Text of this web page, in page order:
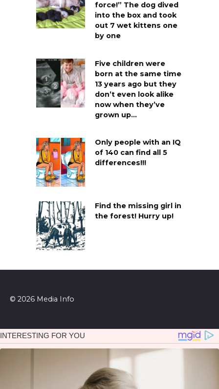
force!” The dog dived
into the box and took
out 7 wet kittens one
by one
Five children were
born at the same time
13 years ago but they
don’t even look alike
now when they’ve
grown up…
Only people with an IQ
of 140 can find all 5
differences!!!
Find the missing girl in
the forest! Hurry up!
© 2026 Media Info